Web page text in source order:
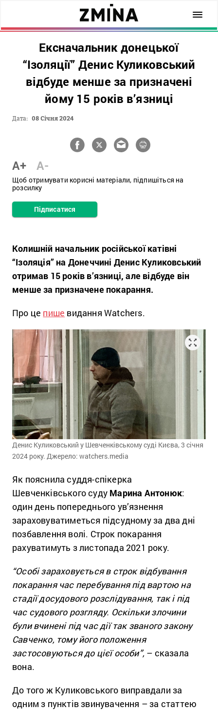
Ексначальник донецької
“Ізоляції” Денис Куликовський
відбуде менше за призначені
йому 15 років в’язниці
Дата: 08 Січня 2024
A+ A-
Щоб отримувати корисні матеріали, підпишіться на
розсилку
Підписатися
Колишній начальник російської катівні
“Ізоляція” на Донеччині Денис Куликовський
отримав 15 років в’язниці, але відбуде він
менше за призначене покарання.
Про це пише видання Watchers.
Денис Куликовський у Шевченківському суді Києва, 3 січня
2024 року. Джерело: watchers.media
Як пояснила суддя-спікерка
Шевченківського суду Марина Антонюк:
один день попереднього ув’язнення
зараховуватиметься підсудному за два дні
позбавлення волі. Строк покарання
рахуватимуть з листопада 2021 року.
“Особі зараховується в строк відбування
покарання час перебування під вартою на
стадії досудового розслідування, так і під
час судового розгляду. Оскільки злочини
були вчинені під час дії так званого закону
Савченко, тому його положення
застосовуються до цієї особи”, – сказала
вона.
До того ж Куликовського виправдали за
одним з пунктів звинувачення – за статтею